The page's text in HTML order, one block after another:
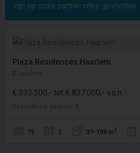
zijn op onze partnersites gevonden:
Plaza Residences Haarlem
Haarlem
€ 332.500,- tot € 837.000,- v.o.n.
Beschikbaar aanbod: 9
75 5 37-109 m2